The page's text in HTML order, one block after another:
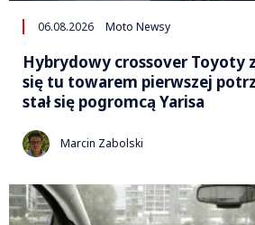
06.08.2026 Moto Newsy
Hybrydowy crossover Toyoty
się tu towarem pierwszej
stał się pogromcą Yarisa
Marcin Zabolski